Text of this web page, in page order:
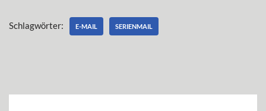
Schlagwörter: E-MAIL SERIENMAIL